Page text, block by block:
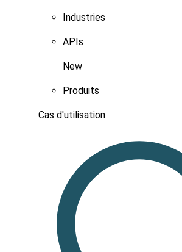
Industries
APIs
New
Produits
Cas d'utilisation